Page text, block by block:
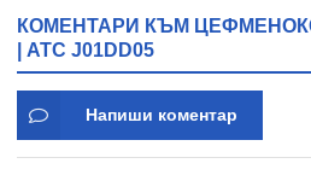
КОМЕНТАРИ КЪМ
| ATC J01DD05
Напиши коментар